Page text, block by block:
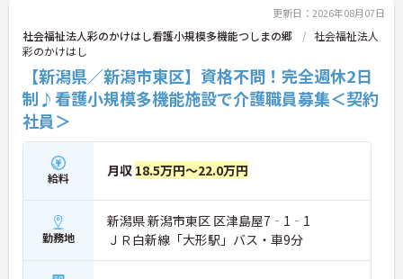
更新日：2026年08月07日
社会福祉法人彩のかけはし看護小規模多機能つしまの郷
社会福祉法人
彩のかけはし
【新潟県／新潟市東区】資格不問！完全週休2日
制♪看護小規模多機能施設で介護職員募集＜契約
社員＞
給料 月収 18.5万円～22.0万円
勤務地
新潟県 新潟市東区 区津島屋7‐1‐1
ＪＲ白新線「大形駅」バス・車9分